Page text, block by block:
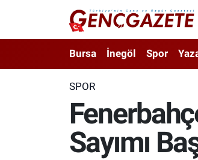
Bursa İnegöl Spor
SPOR
Sayımı
3.SAYFA
Nöbetçi Eczaneler
Trafik Durumu
Süper Lig Puan Durumu ve Fikstür